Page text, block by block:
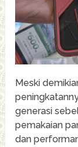
Meski
generasi
pemakaian
dan